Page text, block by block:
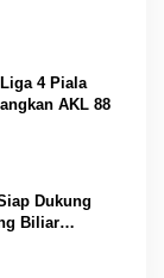
4 Piala
AKL 88
Dukung
Biliar